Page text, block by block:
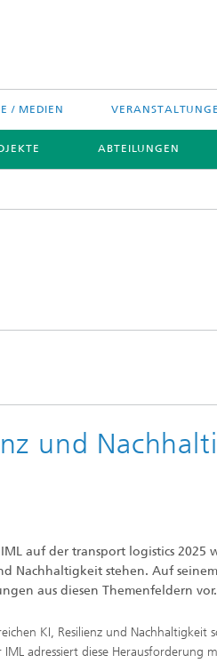
/ MEDIEN
ABTEILUNGEN
und
auf der transport logistics 2025
Nachhaltigkeit stehen. Auf
aus diesen Themenfeldern vor.
KI, Resilienz und Nachhaltigkeit
adressiert diese Herausforderung